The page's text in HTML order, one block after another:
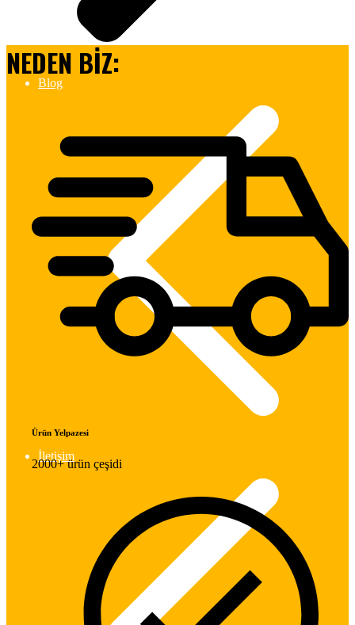
Blog
İletişim
NEDEN BİZ:
Ürün Yelpazesi
2000+ ürün çeşidi